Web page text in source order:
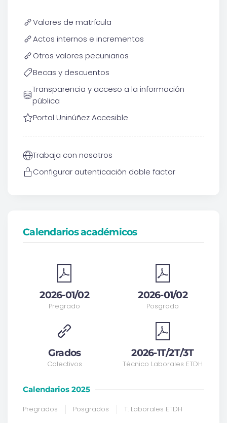
Valores de matrícula
Actos internos e incrementos
Otros valores pecuniarios
Becas y descuentos
Transparencia y acceso a la información
pública
Portal Uninúñez Accesible
Trabaja con nosotros
Configurar autenticación doble factor
Calendarios académicos
2026-01/02
Pregrado
Grados
Colectivos
2026-01/02
Posgrado
2026-1T/2T/3T
Técnico Laborales ETDH
Calendarios 2025
Pregrados Posgrados T. Laborales ETDH